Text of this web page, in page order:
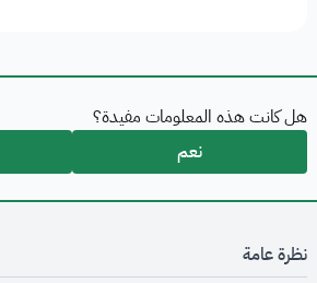
هل كانت هذه المعلومات مفيدة؟
نعم
نظرة عامة